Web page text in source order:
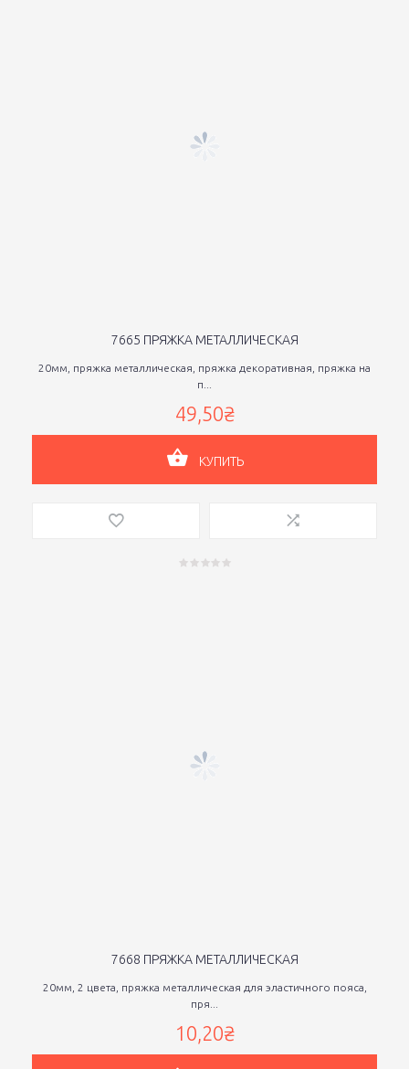
7665 ПРЯЖКА МЕТАЛЛИЧЕСКАЯ
20мм, пряжка металлическая, пряжка декоративная, пряжка на
п...
49,50₴
КУПИТЬ
7668 ПРЯЖКА МЕТАЛЛИЧЕСКАЯ
20мм, 2 цвета, пряжка металлическая для эластичного пояса,
пря...
10,20₴